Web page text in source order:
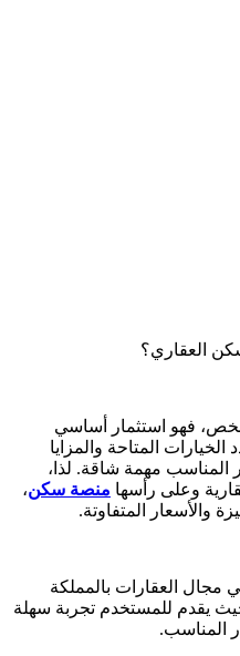
العقاري؟
فهو استثمار أساسي
المتاحة والمزايا
المناسب مهمة شاقة. لذا،
وعلى رأسها منصة سكن،
والأسعار المتفاوتة.
العقارات بالمملكة
حيث يقدم للمستخدم تجربة سهلة
المناسب.